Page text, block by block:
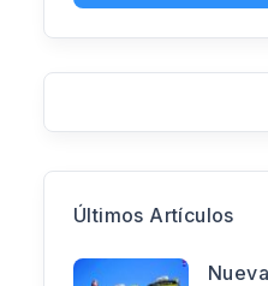
Últimos Artículos
Nueva